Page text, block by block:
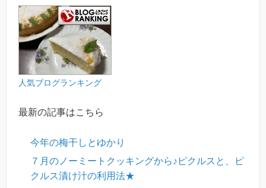
人気ブログランキング
最新の記事はこちら
今年の梅干しとゆかり
７月のノーミートクッキングから♪ピクルスと、ピ
クルス漬け汁の利用法★